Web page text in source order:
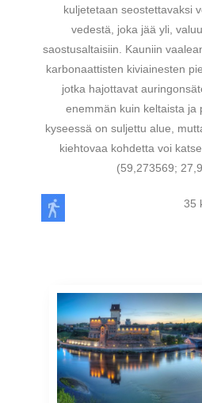
kuljetetaan seostettavaksi
vedestä, joka jää yli,
saostusaltaisiin. Kauniin
karbonaattisten kiviainesten
jotka hajottavat
enemmän kuin keltaista ja
kyseessä on suljettu alue,
kiehtovaa kohdetta voi
(59,273569;
35